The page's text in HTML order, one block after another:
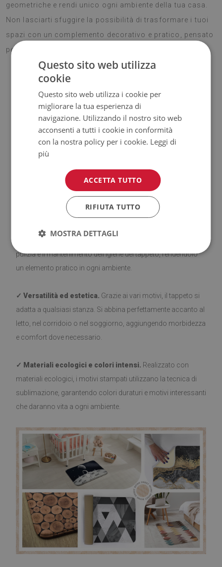
geometriche e rendi unico ogni ambiente della tua casa.
Non lasciarti sfuggire la possibilità di trasformare i tuoi
spazi con un complemento decorativo e pratico, pensato
per durare nel tempo!
Vantaggi del nostro tappeto
✓ Parte inferiore antiscivolo.I nostri tappeti antiscivolo
sono sicuri e stabili su vari tipi di superfici, come il legno o le
piastrelle. La parte inferiore è rivestita di silicone per evitare
scivolamenti e aumentare il comfort di utilizzo. Prima di
posizionare il tappeto, assicurarsi che la superficie sia liscia,
pulizia e il mantenimento dell'igiene del tappeto, rendendolo
un elemento pratico in ogni ambiente.
✓ Versatilità ed estetica. Grazie ai vari motivi, il tappeto si
adatta a qualsiasi stanza. Si abbina perfettamente accanto al
letto, nel corridoio o nel soggiorno, aggiungendo morbidezza
e comfort dove necessario.
✓ Materiali ecologici e colori intensi. Realizzato con
materiali ecologici, i motivi stampati utilizzano la tecnica di
sublimazione, garantendo colori duraturi e motivi interessanti
che daranno vita a ogni ambiente.
Questo sito web utilizza
cookie
Questo sito web utilizza i cookie per
migliorare la tua esperienza di
navigazione. Utilizzando il nostro sito web
acconsenti a tutti i cookie in conformità
con la nostra policy per i cookie. Leggi di
più
ACCETTA TUTTO
RIFIUTA TUTTO
MOSTRA DETTAGLI